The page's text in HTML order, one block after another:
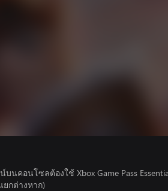
นคอนโซลต้องใช้ Xbox Game Pass
กต่างหาก)